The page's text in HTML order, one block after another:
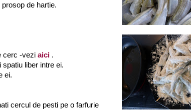
de hartie.
cerc -vezi aici .
spatiu liber intre ei.
ei.
cercul de pesti pe o farfurie